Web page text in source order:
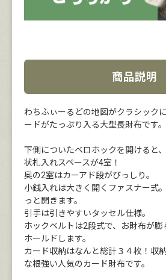
商品説明
わちふぃーるどの地図がクラシック
ードがたっぷり入る大型長財布です。
下側についたベロホックを開けると
状札入れスペースが4室！
奥の2室はカーアド段がびっしり。
小銭入れは大きく開くファスナー式
っと開きます。
引手は引きやすいタッセル仕様。
ホックベルトは2段式で、お財布が膨
ホールドします。
カード収納はなんと総計３４枚！収
な根強い人気のカード財布です。